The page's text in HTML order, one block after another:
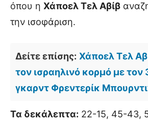
όπου η Χάποελ Τελ Αβίβ
την ισοφάριση.
Δείτε επίσης: Χάποελ Τελ
τον ισραηλινό κορμό με τον
γκαρντ Φρεντερίκ
Τα δεκάλεπτα: 22-15, 45-43,